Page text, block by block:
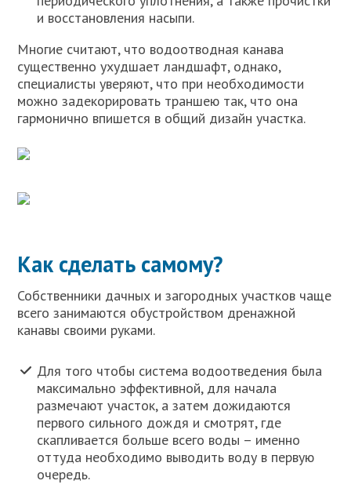
и восстановления насыпи.
Многие считают, что водоотводная канава
существенно ухудшает ландшафт, однако,
специалисты уверяют, что при необходимости
можно задекорировать траншею так, что она
гармонично впишется в общий дизайн участка.
Как сделать самому?
Собственники дачных и загородных участков чаще
всего занимаются обустройством дренажной
канавы своими руками.
Для того чтобы система водоотведения была
максимально эффективной, для начала
размечают участок, а затем дожидаются
первого сильного дождя и смотрят, где
скапливается больше всего воды – именно
оттуда необходимо выводить воду в первую
очередь.